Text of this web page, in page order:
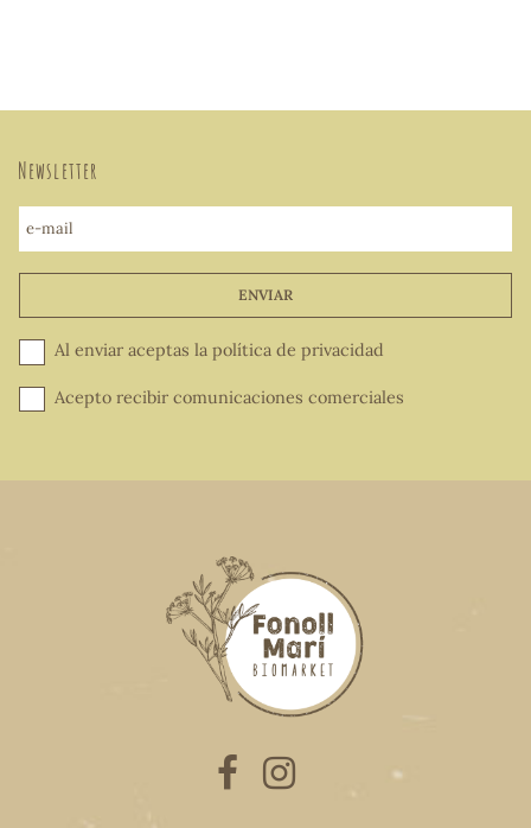
Newsletter
e-mail
ENVIAR
Al enviar aceptas la política de privacidad
Acepto recibir comunicaciones comerciales